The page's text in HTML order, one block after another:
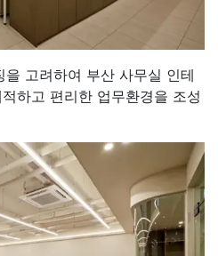
고려하여 부산 사무실 인테
하고 편리한 업무환경을 조성